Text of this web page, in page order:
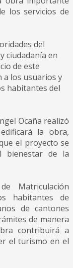
los servicios de
del
ciudadanía en
de este
a los usuarios y
habitantes del
Ocaña realizó
la obra,
el proyecto se
bienestar de la
Matriculación
habitantes de
de cantones
de manera
contribuirá a
el turismo en el